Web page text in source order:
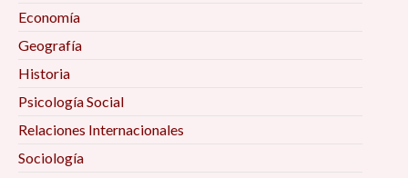
Economía
Geografía
Historia
Psicología Social
Relaciones Internacionales
Sociología